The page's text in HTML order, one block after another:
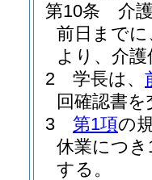
第10条
介
前日まで
より、介
2
学長は、
回確認書
3
第1項の
休業につ
する。